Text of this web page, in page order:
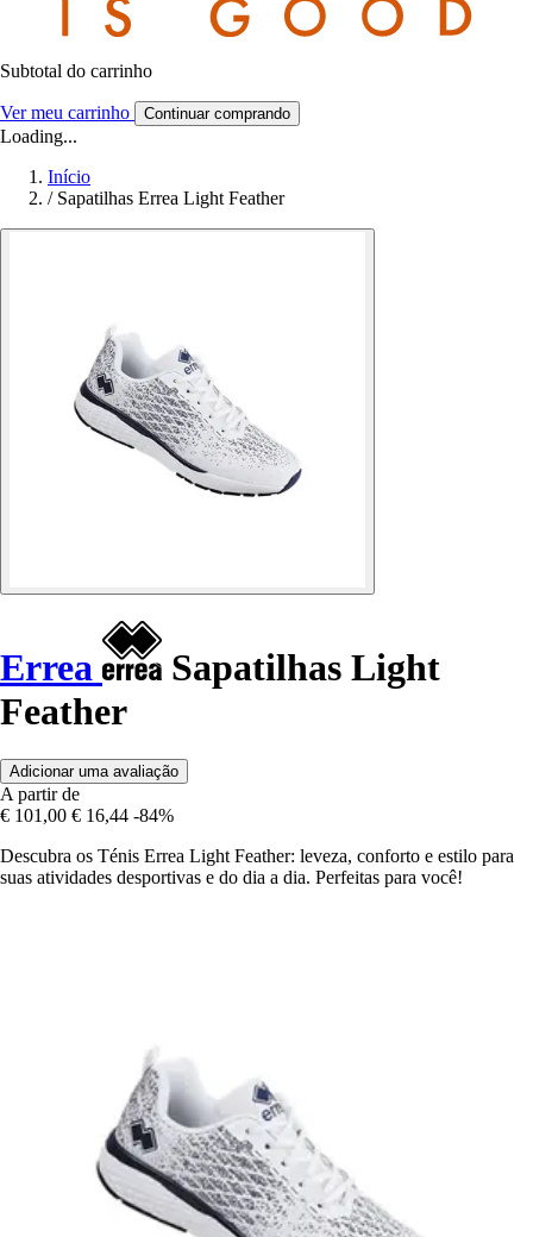
Subtotal do carrinho
Ver meu carrinho Continuar comprando
Loading...
Início
/ Sapatilhas Errea Light Feather
Errea
Sapatilhas Light
Feather
Adicionar uma avaliação
A partir de
€ 101,00 € 16,44 -84%
Descubra os Ténis Errea Light Feather: leveza, conforto e estilo para
suas atividades desportivas e do dia a dia. Perfeitas para você!